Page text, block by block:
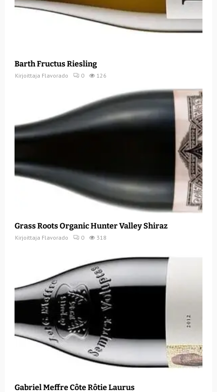
Barth Fructus Riesling
Kirjoittaja Flavorado 0 126
Grass Roots Organic Hunter Valley Shiraz
Kirjoittaja Flavorado 0 318
Gabriel Meffre Côte Rôtie Laurus